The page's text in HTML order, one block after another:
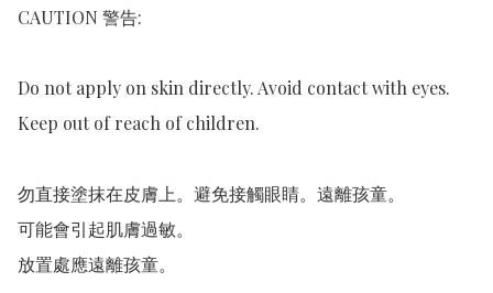
CAUTION 警告:
Do not apply on skin directly. Avoid contact with eyes.
Keep out of reach of children.
勿直接塗抹在皮膚上。避免接觸眼睛。遠離孩童。
可能會引起肌膚過敏。
放置處應遠離孩童。